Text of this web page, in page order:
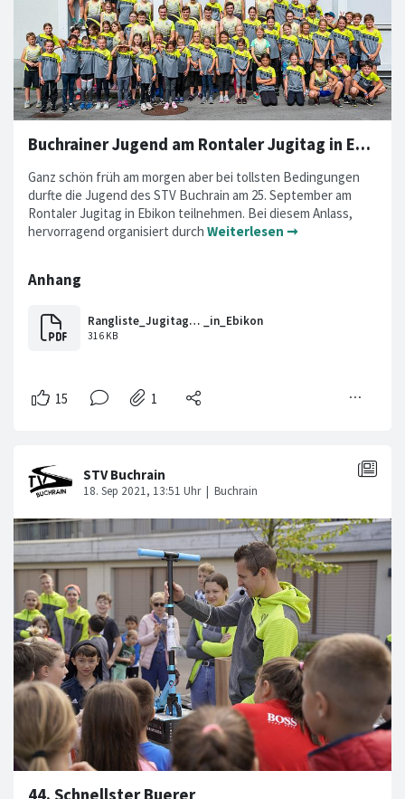
Buchrainer Jugend am Rontaler Jugitag in Ebikon
Ganz schön früh am morgen aber bei tollsten Bedingungen
durfte die Jugend des STV Buchrain am 25. September am
Rontaler Jugitag in Ebikon teilnehmen. Bei diesem Anlass,
hervorragend organisiert durch Weiterlesen ➞
44. Schnellster Buerer